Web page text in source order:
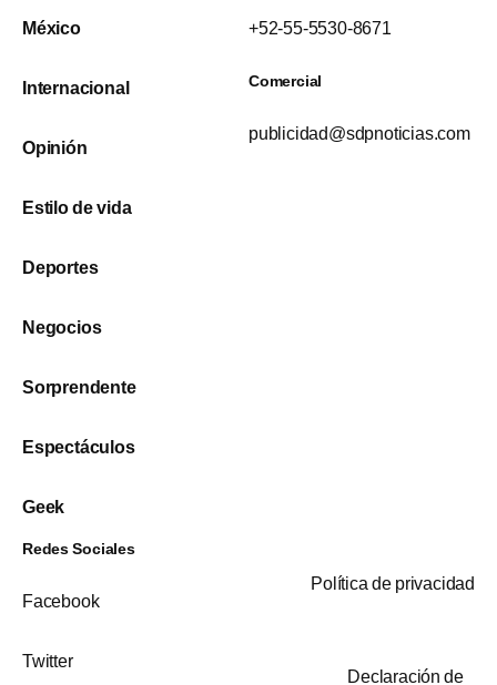
México
Internacional
Opinión
Estilo de vida
Deportes
Negocios
Sorprendente
Espectáculos
Geek
+52-55-5530-8671
Comercial
publicidad@sdpnoticias.com
Redes Sociales
Facebook
Twitter
Política de privacidad
Declaración de